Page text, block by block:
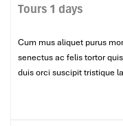
Tours 1 days
Cum mus aliquet purus
senectus ac felis tortor
duis orci suscipit tristique